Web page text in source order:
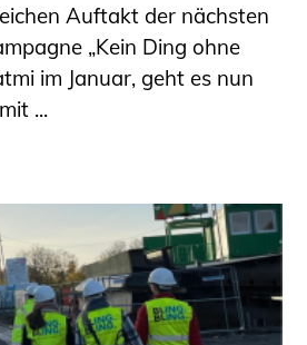
Auftakt der nächsten
„Kein Ding ohne
im Januar, geht es nun
...